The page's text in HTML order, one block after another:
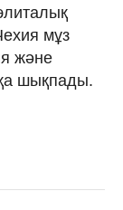
мұз
және
шықпады.